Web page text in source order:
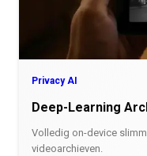
Privacy AI
Deep-Learning
Volledig on-device
videoarchieven.